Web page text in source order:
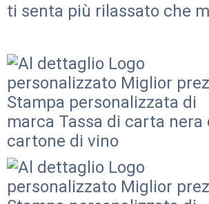
ti senta più rilassato che